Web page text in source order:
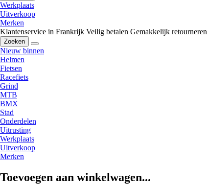
Werkplaats
Uitverkoop
Merken
Klantenservice in Frankrijk Veilig betalen Gemakkelijk retourneren
Zoeken
Nieuw binnen
Helmen
Fietsen
Racefiets
Grind
MTB
BMX
Stad
Onderdelen
Uitrusting
Werkplaats
Uitverkoop
Merken
Toevoegen aan winkelwagen...